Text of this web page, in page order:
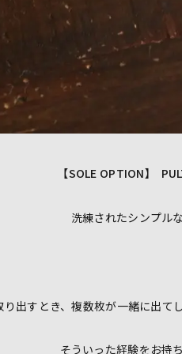
【SOLE OPTION】
洗練されたシンプル
り出すとき、複数枚が一緒に出て
そういった経験をお持